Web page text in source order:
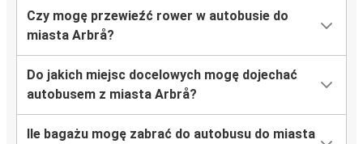
Czy mogę przewieźć rower w autobusie do
miasta Arbrå?
Do jakich miejsc docelowych mogę dojechać
autobusem z miasta Arbrå?
Ile bagażu mogę zabrać do autobusu do miasta